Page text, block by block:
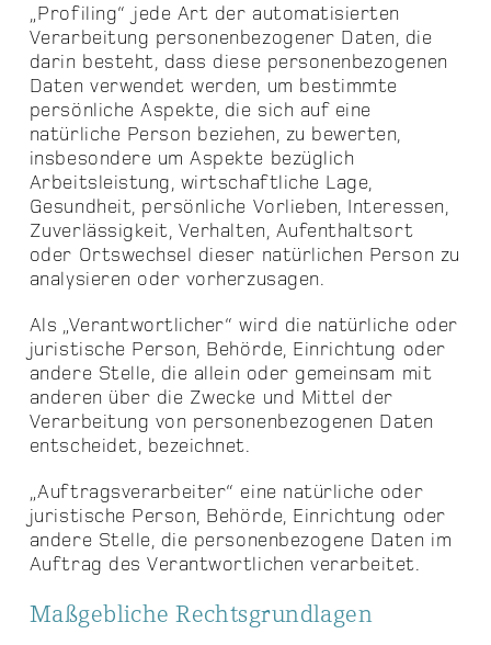
„Profiling“ jede Art der automatisierten
Verarbeitung personenbezogener Daten, die
darin besteht, dass diese personenbezogenen
Daten verwendet werden, um bestimmte
persönliche Aspekte, die sich auf eine
natürliche Person beziehen, zu bewerten,
insbesondere um Aspekte bezüglich
Arbeitsleistung, wirtschaftliche Lage,
Gesundheit, persönliche Vorlieben, Interessen,
Zuverlässigkeit, Verhalten, Aufenthaltsort
oder Ortswechsel dieser natürlichen Person zu
analysieren oder vorherzusagen.
Als „Verantwortlicher“ wird die natürliche oder
juristische Person, Behörde, Einrichtung oder
andere Stelle, die allein oder gemeinsam mit
anderen über die Zwecke und Mittel der
Verarbeitung von personenbezogenen Daten
entscheidet, bezeichnet.
„Auftragsverarbeiter“ eine natürliche oder
juristische Person, Behörde, Einrichtung oder
andere Stelle, die personenbezogene Daten im
Auftrag des Verantwortlichen verarbeitet.
Maßgebliche Rechtsgrundlagen